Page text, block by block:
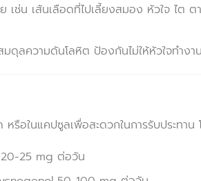
เช่น เส้นเลือดที่ไปเลี้ยงสมอง หัวใจ ไต
มดุลความดันโลหิต ป้องกันไม่ให้หัวใจทำงา
รือในแคปซูลเพื่อสะดวกในการรับประทาน
20-25 mg ต่อวัน